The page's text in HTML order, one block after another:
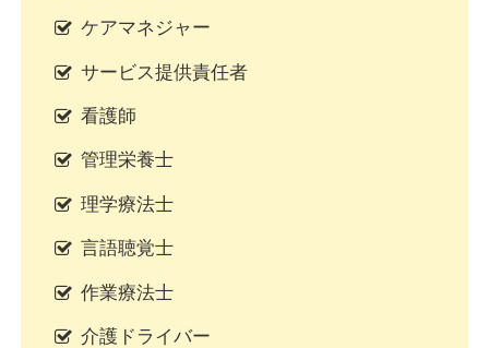
ケアマネジャー
サービス提供責任者
看護師
管理栄養士
理学療法士
言語聴覚士
作業療法士
介護ドライバー